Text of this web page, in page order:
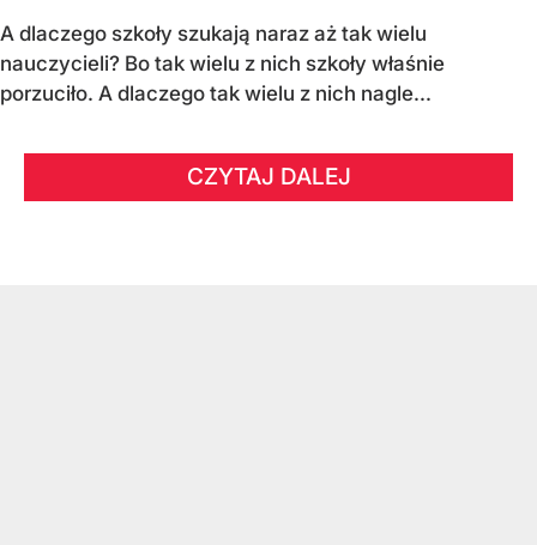
A dlaczego szkoły szukają naraz aż tak wielu
nauczycieli? Bo tak wielu z nich szkoły właśnie
porzuciło. A dlaczego tak wielu z nich nagle...
CZYTAJ DALEJ